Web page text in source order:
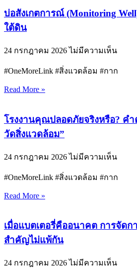
บ่อสังเกตการณ์ (Monitoring
ใต้ดิน
24 กรกฎาคม 2026ไม่มีความเห็น
#OneMoreLink #สิ่งแวดล้อม #กาก
Read More »
โรงงานคุณปลอดภัยจริงหรือ? ค
วัดสิ่งแวดล้อม”
24 กรกฎาคม 2026ไม่มีความเห็น
#OneMoreLink #สิ่งแวดล้อม #กาก
Read More »
เมื่อแบตเตอรี่คืออนาคต การจัดก
สำคัญไม่แพ้กัน
24 กรกฎาคม 2026ไม่มีความเห็น